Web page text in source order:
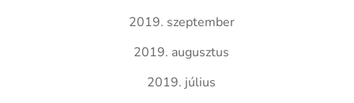
2019. szeptember
2019. augusztus
2019. július